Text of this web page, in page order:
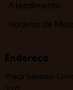
Atendimento
Horários de
Endereço
Praça Senador